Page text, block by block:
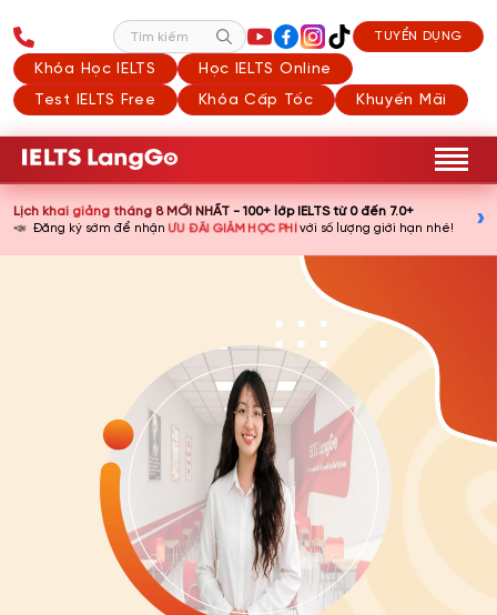
Khóa Học IELTS
Học IELTS Online
Test IELTS Free
Khóa Cấp Tốc Khuyến Mãi
Tìm kiếm
TUYỂN DỤNG
Lịch khai giảng tháng 8 MỚI NHẤT - 100+ lớp IELTS từ 0 đến 7.0+
📣 Đăng ký sớm để nhận ƯU ĐÃI GIẢM HỌC PHÍvới số lượng giới hạn nhé! ›